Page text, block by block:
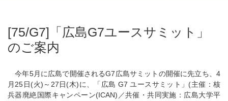
[75/G7]「広島G7ユースサミット」
のご案内
今年5月に広島で開催されるG7広島サミットの開催に先立ち、4
月25日(火)～27日(木)に、「広島 G7 ユースサミット」(主催：核
兵器廃絶国際キャンペーン(ICAN)／共催・共同実施：広島大学平